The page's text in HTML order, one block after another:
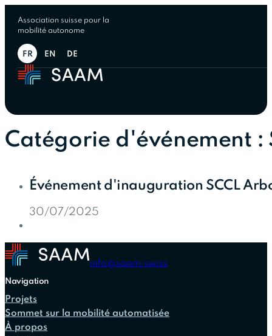
Association suisse pour la
mobilité autonome
FR EN DE
Catégorie d'événement :
Événement d'inauguration SCCL
30/07/2025
info@saam.swiss
Navigation
Projets
Sommet sur la mobilité automatisée
À propos